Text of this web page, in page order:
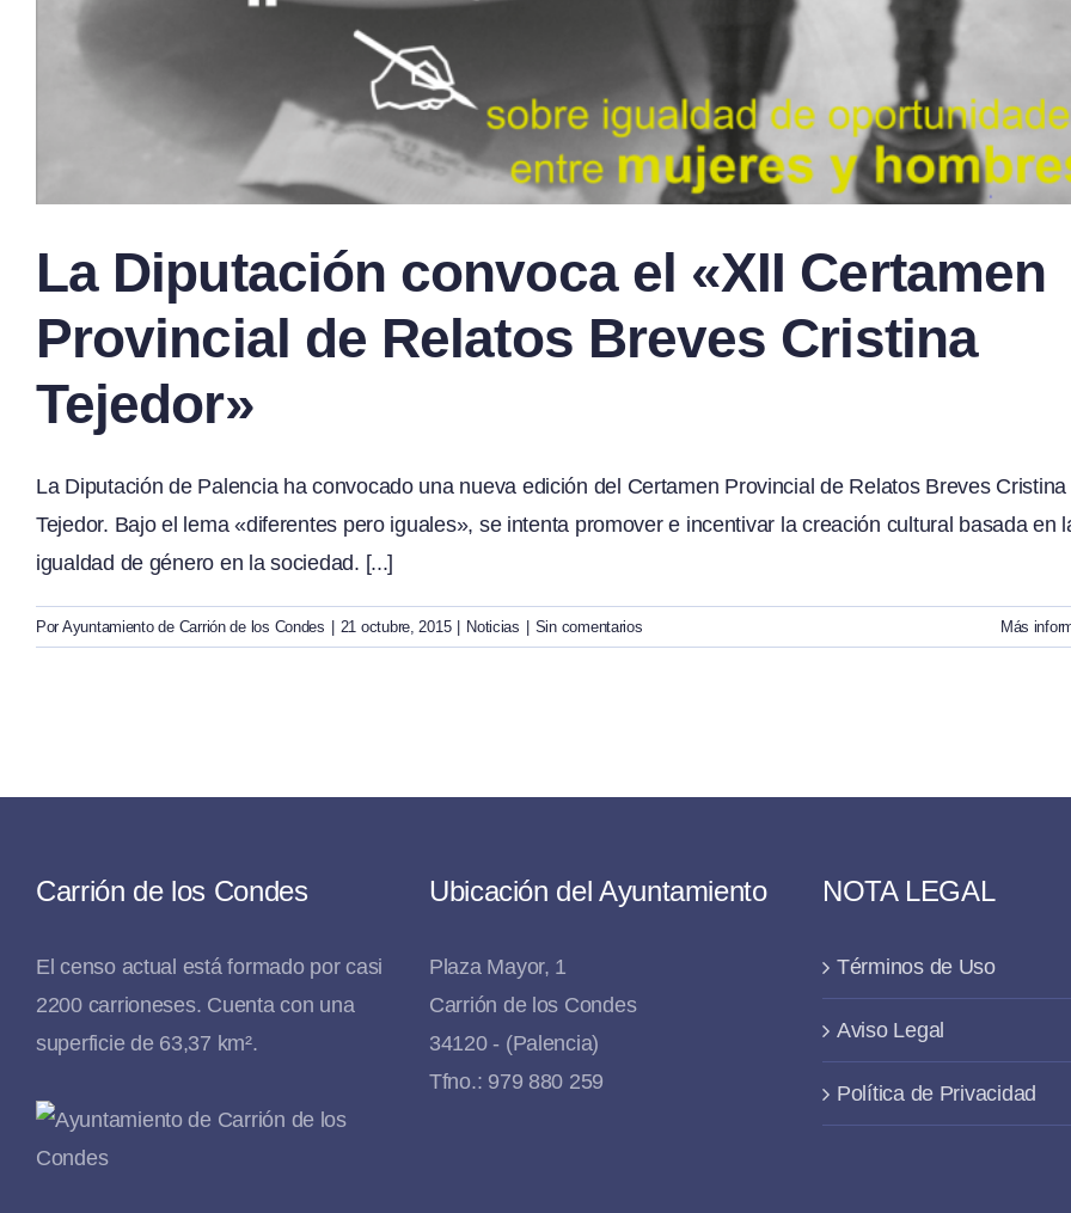
La Diputación convoca el «XII Certamen
Provincial de Relatos Breves Cristina
Tejedor»
La Diputación de Palencia ha convocado una nueva edición del Certamen Provincial de Relatos Breves Cristina
Tejedor. Bajo el lema «diferentes pero iguales», se intenta promover e incentivar la creación cultural basada en
igualdad de género en la sociedad. [...]
Por Ayuntamiento de Carrión de los Condes 21 octubre, 2015 Noticias Sin comentarios Más
Carrión de los Condes
El censo actual está formado por casi
2200 carrioneses. Cuenta con una
superficie de 63,37 km².
Ubicación del Ayuntamiento
Plaza Mayor, 1
Carrión de los Condes
34120 - (Palencia)
Tfno.: 979 880 259
NOTA LEGAL
Términos de Uso
Aviso Legal
Política de Privacidad